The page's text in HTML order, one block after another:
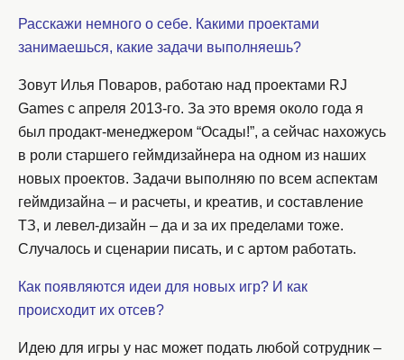
Расскажи немного о себе. Какими проектами
занимаешься, какие задачи выполняешь?
Зовут Илья Поваров, работаю над проектами RJ
Games с апреля 2013-го. За это время около года я
был продакт-менеджером “Осады!”, а сейчас нахожусь
в роли старшего геймдизайнера на одном из наших
новых проектов. Задачи выполняю по всем аспектам
геймдизайна – и расчеты, и креатив, и составление
ТЗ, и левел-дизайн – да и за их пределами тоже.
Случалось и сценарии писать, и с артом работать.
Как появляются идеи для новых игр? И как
происходит их отсев?
Идею для игры у нас может подать любой сотрудник –